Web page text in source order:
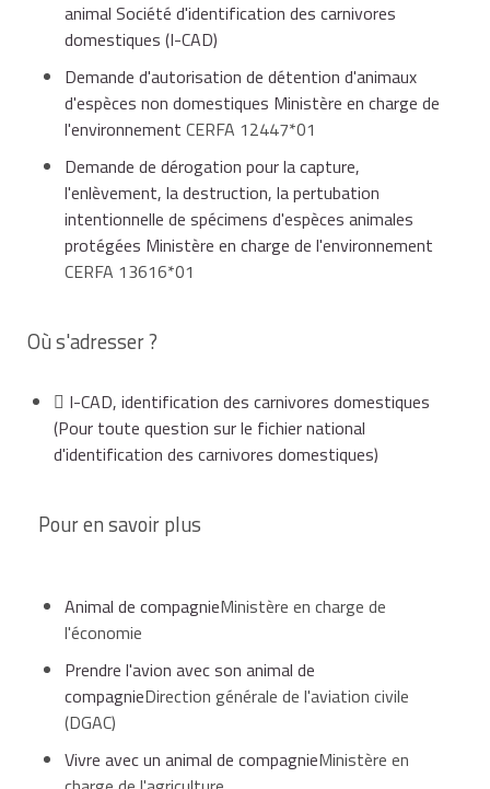
animal Société d'identification des carnivores
domestiques (I-CAD)
Demande d'autorisation de détention d'animaux
d'espèces non domestiques Ministère en charge de
l'environnement CERFA 12447*01
Demande de dérogation pour la capture,
l'enlèvement, la destruction, la pertubation
intentionnelle de spécimens d'espèces animales
protégées Ministère en charge de l'environnement
CERFA 13616*01
Où s'adresser ?
I-CAD, identification des carnivores domestiques
(Pour toute question sur le fichier national
d'identification des carnivores domestiques)
Pour en savoir plus
Animal de compagnieMinistère en charge de
l'économie
Prendre l'avion avec son animal de
compagnieDirection générale de l'aviation civile
(DGAC)
Vivre avec un animal de compagnieMinistère en